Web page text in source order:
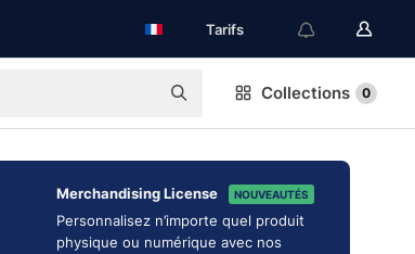
Tarifs
Collections 0
Merchandising License NOUVEAUTÉS
Personnalisez n’importe quel produit
physique ou numérique avec nos